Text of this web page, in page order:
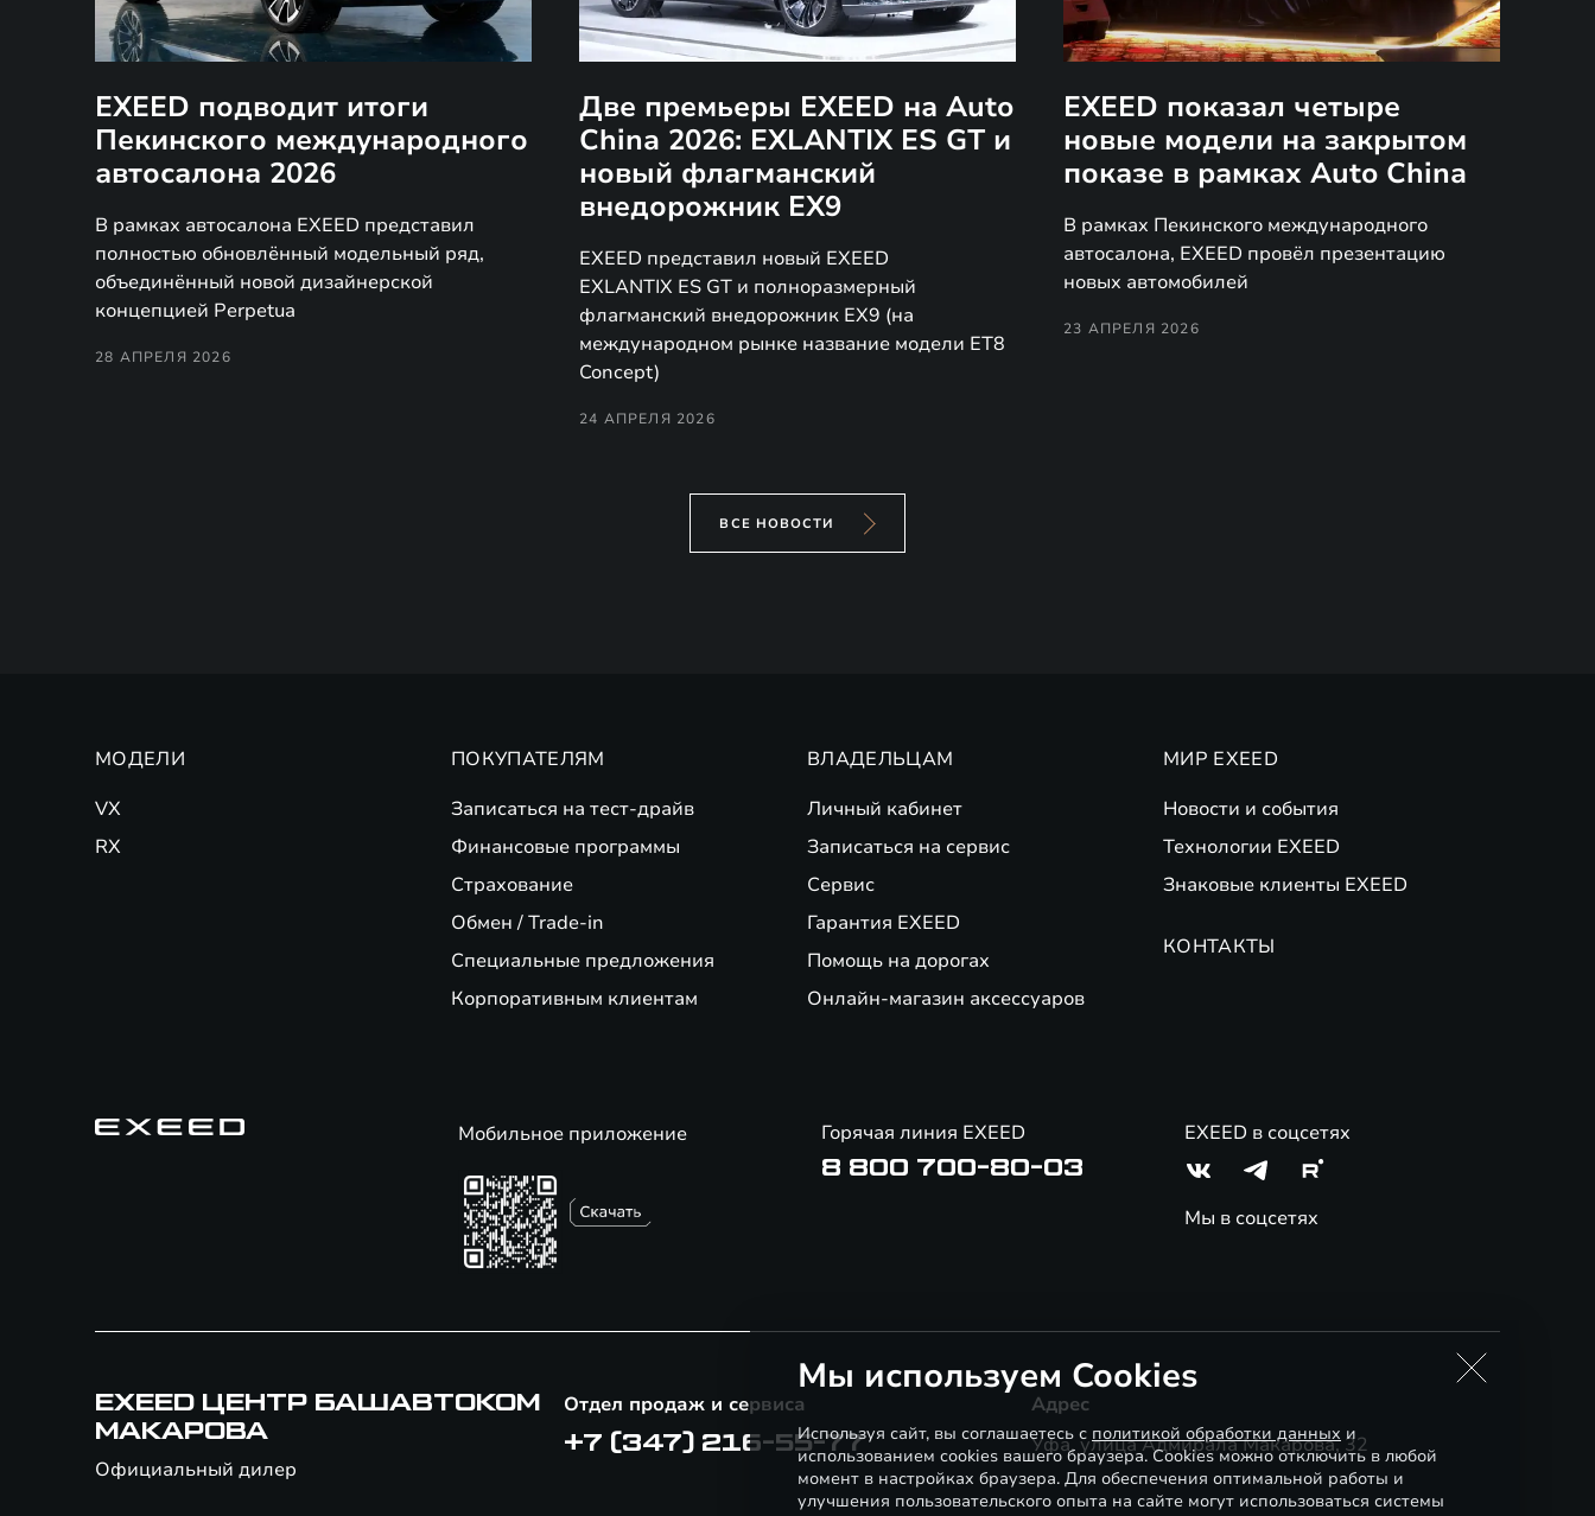
EXEED подводит итоги
Пекинского международного
автосалона 2026
В рамках автосалона EXEED представил
полностью обновлённый модельный ряд,
объединённый новой дизайнерской
концепцией Perpetua
28 АПРЕЛЯ 2026
Две премьеры EXEED на Auto
China 2026: EXLANTIX ES GT и
новый флагманский
внедорожник EX9
EXEED представил новый EXEED
EXLANTIX ES GT и полноразмерный
флагманский внедорожник EX9 (на
международном рынке название модели ET8
Concept)
24 АПРЕЛЯ 2026
EXEED показал четыре
новые модели на закрытом
показе в рамках Auto China
В рамках Пекинского международного
автосалона, EXEED провёл презентацию
новых автомобилей
23 АПРЕЛЯ 2026
ВСЕ НОВОСТИ
МОДЕЛИ
VX
RX
ПОКУПАТЕЛЯМ
Записаться на тест-драйв
Финансовые программы
Страхование
Обмен / Trade-in
Специальные предложения
Корпоративным клиентам
ВЛАДЕЛЬЦАМ
Личный кабинет
Записаться на сервис
Сервис
Гарантия EXEED
Помощь на дорогах
Онлайн-магазин аксессуаров
МИР EXEED
Новости и события
Технологии EXEED
Знаковые клиенты EXEED
КОНТАКТЫ
Мобильное приложение Горячая линия EXEED
8 800 700-80-03
EXEED в соцсетях
Мы в соцсетях
EXEED ЦЕНТР БАШАВТОКОМ
МАКАРОВА
Официальный дилер
Отдел продаж и сервиса
+7 (347) 216-55-77
Адрес
Уфа, улица Адмирала Макарова, 32
Мы используем Cookies
Используя сайт, вы соглашаетесь с политикой обработки данных и
использованием cookies вашего браузера. Cookies можно отключить в любой
момент в настройках браузера. Для обеспечения оптимальной работы и
улучшения пользовательского опыта на сайте могут использоваться системы